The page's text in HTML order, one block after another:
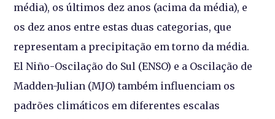
média), os últimos dez anos (acima da média), e
os dez anos entre estas duas categorias, que
representam a precipitação em torno da média.
El Niño-Oscilação do Sul (ENSO) e a Oscilação de
Madden-Julian (MJO) também influenciam os
padrões climáticos em diferentes escalas